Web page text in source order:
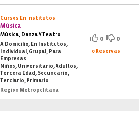
Cursos En Institutos
Música
Música, Danza Y Teatro
A Domicilio, En Institutos,
Individual, Grupal, Para
Empresas
Niños, Universitario, Adultos,
Tercera Edad, Secundario,
Terciario, Primario
Región Metropolitana
0 0
0 Reservas